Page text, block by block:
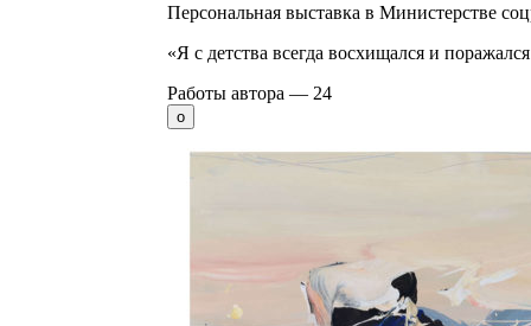
Персональная выставка в Министерстве
«Я с детства всегда восхищался и
Работы автора — 24